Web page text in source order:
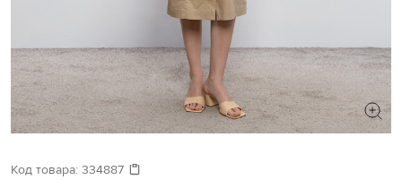
Давайте подберем что-то еще
Код товара: 334887